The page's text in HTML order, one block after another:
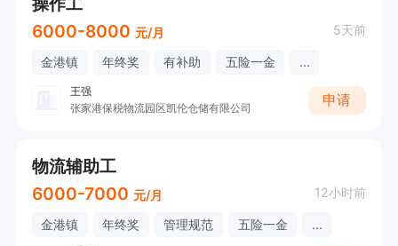
6000-8000 元/月 5天前
金港镇 年终奖 有补助 五险一金 ...
王强
张家港保税物流园区凯伦仓储有限公司
申请
物流辅助工
6000-7000 元/月 12小时前
金港镇 年终奖 管理规范 五险一金 ...